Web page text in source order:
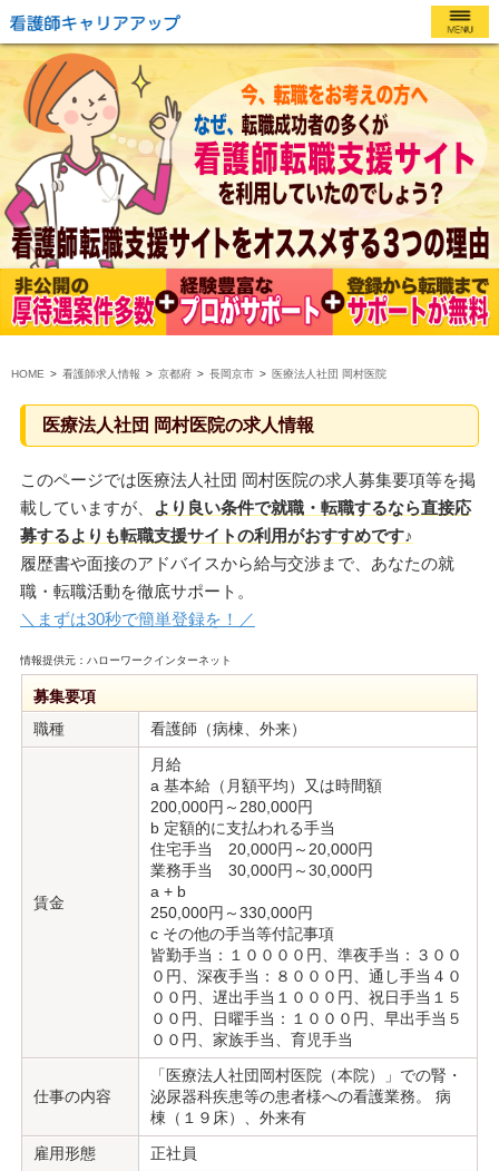
HOME 看護師求人情報 京都府 長岡京市 医療法人社団 岡村医院
医療法人社団 岡村医院の求人情報
このページでは医療法人社団 岡村医院の求人募集要項等を掲
載していますが、
より良い条件で就職・転職するなら直接応
募するよりも転職支援サイトの利用がおすすめです♪
履歴書や面接のアドバイスから給与交渉まで、あなたの就
職・転職活動を徹底サポート。
＼まずは30秒で簡単登録を！／
情報提供元：ハローワークインターネット
募集要項
職種
看護師（病棟、外来）
賃金
月給
a 基本給（月額平均）又は時間額
200,000円～280,000円
b 定額的に支払われる手当
住宅手当 20,000円～20,000円
業務手当 30,000円～30,000円
a + b
250,000円～330,000円
c その他の手当等付記事項
皆勤手当：１００００円、準夜手当：３００
０円、深夜手当：８０００円、通し手当４０
００円、遅出手当１０００円、祝日手当１５
００円、日曜手当：１０００円、早出手当５
００円、家族手当、育児手当
仕事の内容
「医療法人社団岡村医院（本院）」での腎・
泌尿器科疾患等の患者様への看護業務。 病
棟（１９床）、外来有
雇用形態
正社員